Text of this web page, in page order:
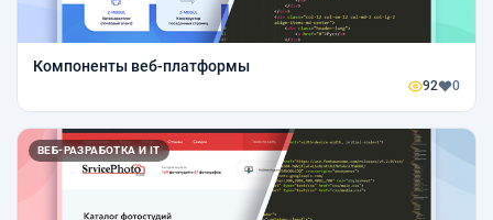
Компоненты веб-платформы
92 0
ВЕБ-РАЗРАБОТКА И IT